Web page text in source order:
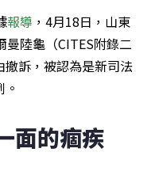
報導 ，4月18日，山東
曼陸龜（CITES附錄二
訴，被認為是新司法
面的痼疾